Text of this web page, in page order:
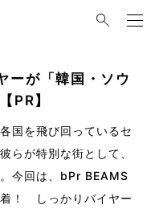
ーが「韓国・ソウ
PR】
国を飛び回っているセ
らが特別な街として、
今回は、bPr BEAMS
！ しっかりバイヤー